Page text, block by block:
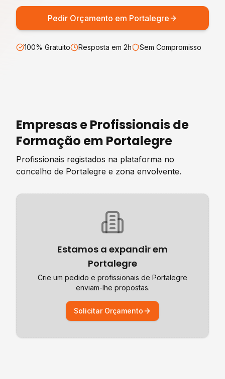
Pedir Orçamento em Portalegre
100% Gratuito Resposta em 2h Sem Compromisso
Empresas e Profissionais de
Formação em Portalegre
Profissionais registados na plataforma no
concelho de Portalegre e zona envolvente.
Estamos a expandir em
Portalegre
Crie um pedido e profissionais de Portalegre
enviam-lhe propostas.
Solicitar Orçamento